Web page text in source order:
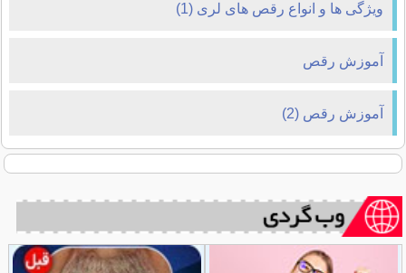
ویژگی ها و انواع رقص های لری (1)
آموزش رقص
آموزش رقص (2)